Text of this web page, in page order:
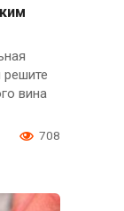
решите
вина
708